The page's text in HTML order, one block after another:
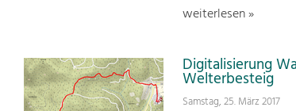
weiterlesen »
Digitalisierung
Welterbesteig
Samstag, 25. März 2017